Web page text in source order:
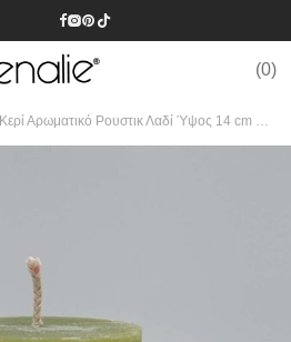
0
Κερί Αρωματικό Ρουστικ Λαδί Ύψος 14 cm Διαμέτρου 7 cm